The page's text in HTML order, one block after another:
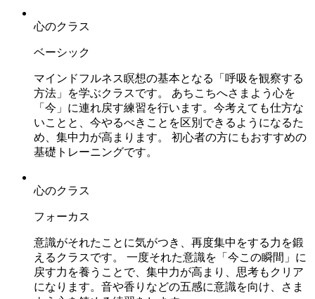
心のクラス
ベーシック
マインドフルネス瞑想の基本となる「呼吸を観察する
方法」を学ぶクラスです。 あちこちへさまよう心を
「今」に連れ戻す練習を行います。今考えても仕方な
いことと、今やるべきことを区別できるようになるた
め、集中力が高まります。 初心者の方にもおすすめの
基礎トレーニングです。
心のクラス
フォーカス
意識がそれたことに気がつき、再度集中をする力を鍛
えるクラスです。 一度それた意識を「今この瞬間」に
戻す力を養うことで、集中力が高まり、思考もクリア
になります。​​音や香りなどの五感に意識を向け、さま